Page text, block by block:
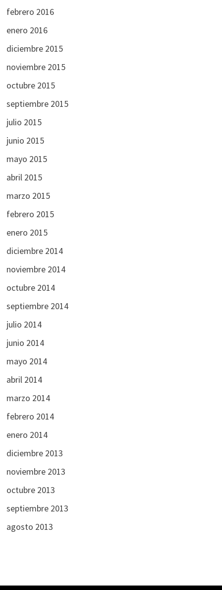
febrero 2016
enero 2016
diciembre 2015
noviembre 2015
octubre 2015
septiembre 2015
julio 2015
junio 2015
mayo 2015
abril 2015
marzo 2015
febrero 2015
enero 2015
diciembre 2014
noviembre 2014
octubre 2014
septiembre 2014
julio 2014
junio 2014
mayo 2014
abril 2014
marzo 2014
febrero 2014
enero 2014
diciembre 2013
noviembre 2013
octubre 2013
septiembre 2013
agosto 2013